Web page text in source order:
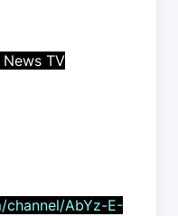
TV
channel/AbYz-E-